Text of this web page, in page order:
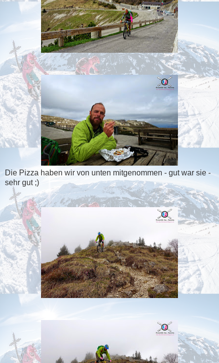
Die Pizza haben wir von unten mitgenommen - gut war sie -
sehr gut ;)